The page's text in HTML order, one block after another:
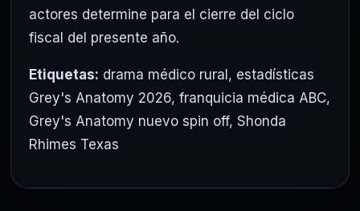
actores determine para el cierre del ciclo
fiscal del presente año.
Etiquetas: drama médico rural, estadísticas
Grey's Anatomy 2026, franquicia médica ABC,
Grey's Anatomy nuevo spin off, Shonda
Rhimes Texas